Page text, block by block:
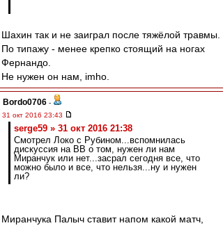
Шахин так и не заиграл после тяжёлой травмы.
По типажу - менее крепко стоящий на ногах
Фернандо.
Не нужен он нам, imho.
Bordo0706 -
31 окт 2016 23:43
serge59 » 31 окт 2016 21:38
Смотрел Локо с Рубином...вспомнилась
дискуссия на ВВ о том, нужен ли нам
Миранчук или нет...засрал сегодня все, что
можно было и все, что нельзя...ну и нужен
ли?
Миранчука Палыч ставит напом какой матч,